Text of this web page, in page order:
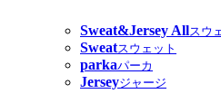
Sweat&Jersey Allスウ
Sweatスウェット
parkaパーカ
Jerseyジャージ